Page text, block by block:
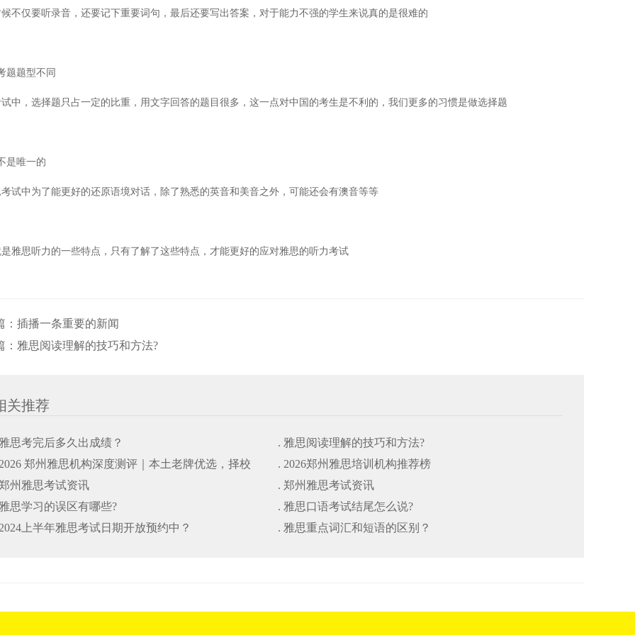
不仅要听录音，还要记下重要词句，最后还要写出答案，对于能力不强的学生来说真的是很难的
题题型不同
中，选择题只占一定的比重，用文字回答的题目很多，这一点对中国的考生是不利的，我们更多的习惯是做选择题
是唯一的
试中为了能更好的还原语境对话，除了熟悉的英音和美音之外，可能还会有澳音等等
雅思听力的一些特点，只有了解了这些特点，才能更好的应对雅思的听力考试
： 插播一条重要的新闻
雅思阅读理解的技巧和方法?
关推荐
思考完后多久出成绩？
. 雅思阅读理解的技巧和方法?
郑州雅思机构深度测评｜本土老牌优选，择校
坑干货指南
. 2026郑州雅思培训机构推荐榜
州雅思考试资讯
. 郑州雅思考试资讯
思学习的误区有哪些?
. 雅思口语考试结尾怎么说?
上半年雅思考试日期开放预约中？
. 雅思重点词汇和短语的区别？